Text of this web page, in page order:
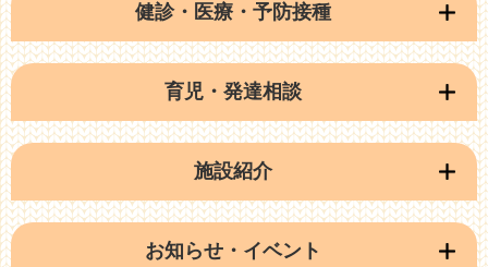
健診・医療・予防接種
育児・発達相談
施設紹介
お知らせ・イベント